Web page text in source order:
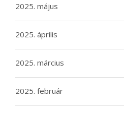
2025. május
2025. április
2025. március
2025. február